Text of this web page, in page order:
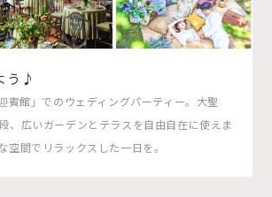
う♪
賓館」でのウェディングパーティー。大聖
、広いガーデンとテラスを自由自在に使えま
空間でリラックスした一日を。